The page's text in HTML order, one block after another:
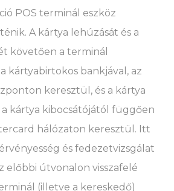
POS terminál eszköz
A kártya lehúzását és a
követően a terminál
kártyabirtokos bankjával, az
keresztül, és a kártya
kártya kibocsátójától függően
hálózaton keresztül. Itt
és fedezetvizsgálat
előbbi útvonalon visszafelé
(illetve a kereskedő)